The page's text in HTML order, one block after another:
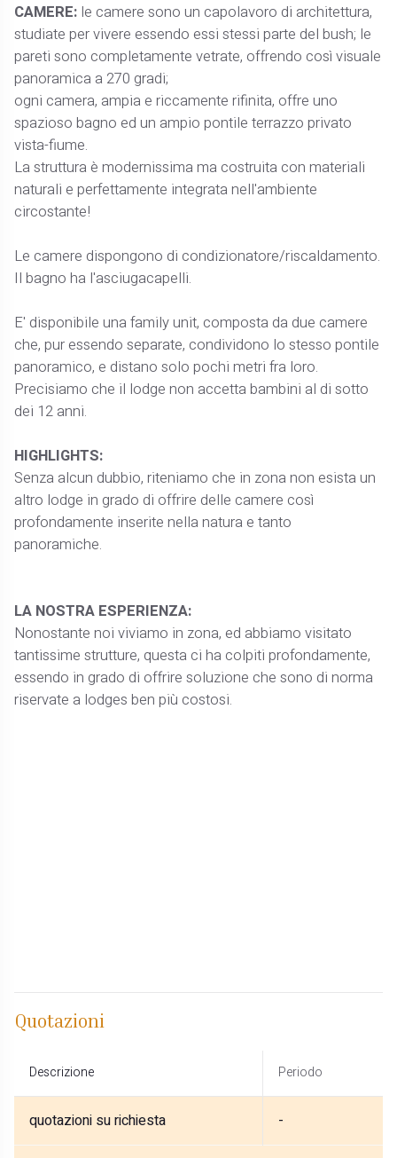
CAMERE: le camere sono un capolavoro di architettura,
studiate per vivere essendo essi stessi parte del bush; le
pareti sono completamente vetrate, offrendo così visuale
panoramica a 270 gradi;
ogni camera, ampia e riccamente rifinita, offre uno
spazioso bagno ed un ampio pontile terrazzo privato
vista-fiume.
La struttura è modernissima ma costruita con materiali
naturali e perfettamente integrata nell'ambiente
circostante!
Le camere dispongono di condizionatore/riscaldamento.
Il bagno ha l'asciugacapelli.
E' disponibile una family unit, composta da due camere
che, pur essendo separate, condividono lo stesso pontile
panoramico, e distano solo pochi metri fra loro.
Precisiamo che il lodge non accetta bambini al di sotto
dei 12 anni.
HIGHLIGHTS:
Senza alcun dubbio, riteniamo che in zona non esista un
altro lodge in grado di offrire delle camere così
profondamente inserite nella natura e tanto
panoramiche.
LA NOSTRA ESPERIENZA:
Nonostante noi viviamo in zona, ed abbiamo visitato
tantissime strutture, questa ci ha colpiti profondamente,
essendo in grado di offrire soluzione che sono di norma
riservate a lodges ben più costosi.
Quotazioni
Descrizione Periodo
quotazioni su richiesta -